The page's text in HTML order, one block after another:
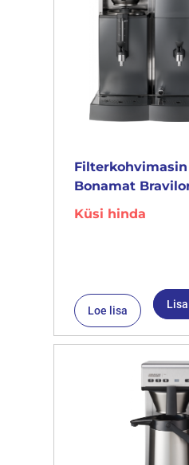
Filterkohvimasin
Bonamat
Küsi hinda
Loe lisa